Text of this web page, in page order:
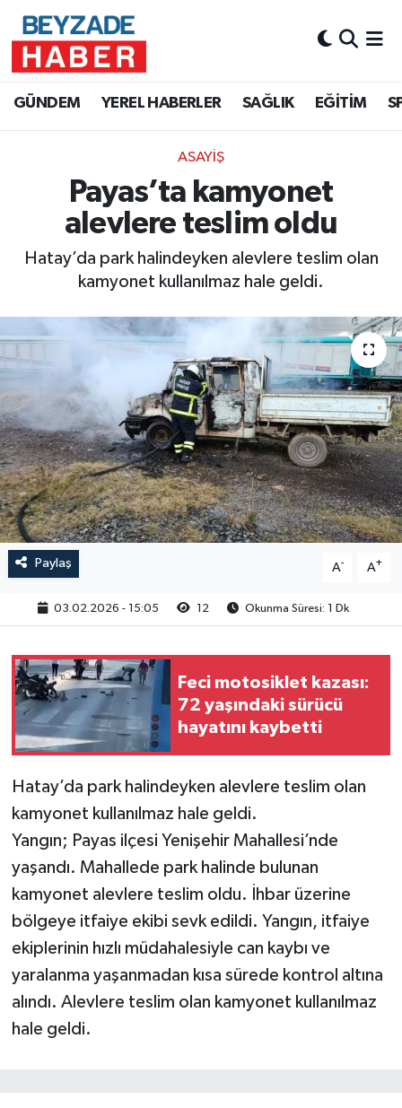
GÜNDEM YEREL HABERLER SAĞLIK EĞİTİM
ASAYİŞ
Payas’ta kamyonet
alevlere teslim oldu
Hatay’da park halindeyken alevlere teslim olan
kamyonet kullanılmaz hale geldi.
Paylaş A- A+
03.02.2026 - 15:05 12 Okunma Süresi: 1 Dk
Feci motosiklet kazası:
72 yaşındaki sürücü
hayatını kaybetti
Hatay’da park halindeyken alevlere teslim olan
kamyonet kullanılmaz hale geldi.
Yangın; Payas ilçesi Yenişehir Mahallesi’nde
yaşandı. Mahallede park halinde bulunan
kamyonet alevlere teslim oldu. İhbar üzerine
bölgeye itfaiye ekibi sevk edildi. Yangın, itfaiye
ekiplerinin hızlı müdahalesiyle can kaybı ve
yaralanma yaşanmadan kısa sürede kontrol altına
alındı. Alevlere teslim olan kamyonet kullanılmaz
hale geldi.
Hava Durumu
Süper Lig Puan Durumu ve Fikstür
Tüm Manşetler
Son Dakika Haberleri